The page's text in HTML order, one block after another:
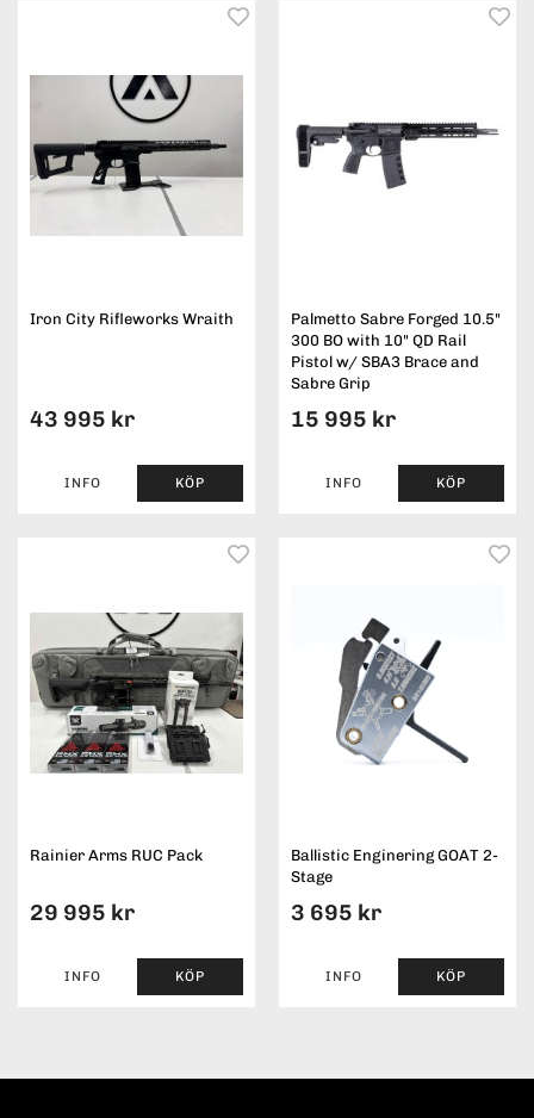
Iron City Rifleworks Wraith
43 995 kr
INFO KÖP
Palmetto Sabre Forged 10.5"
300 BO with 10" QD Rail
Pistol w/ SBA3 Brace and
Sabre Grip
15 995 kr
INFO KÖP
Rainier Arms RUC Pack
29 995 kr
INFO KÖP
Ballistic Enginering GOAT 2-
Stage
3 695 kr
INFO KÖP